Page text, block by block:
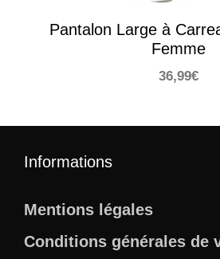
Pantalon Large à
Femme
36,99€
Informations
Mentions légales
Conditions générales de